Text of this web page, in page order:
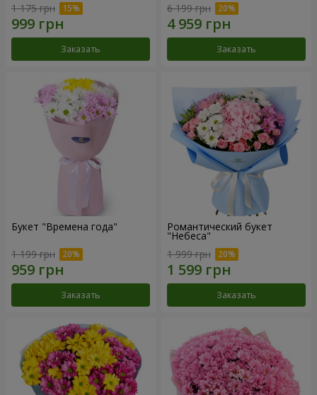
1 175 грн
Заказать
6 199 грн
Заказать
Букет "Времена года"
1 199 грн
Заказать
Романтический букет
"Небеса"
1 999 грн
Заказать